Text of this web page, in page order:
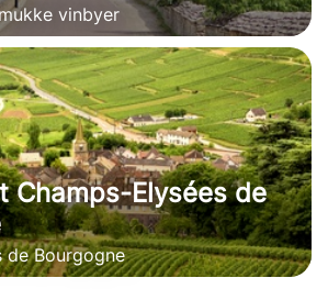
vinbyer
Champs-Elysées de
de Bourgogne